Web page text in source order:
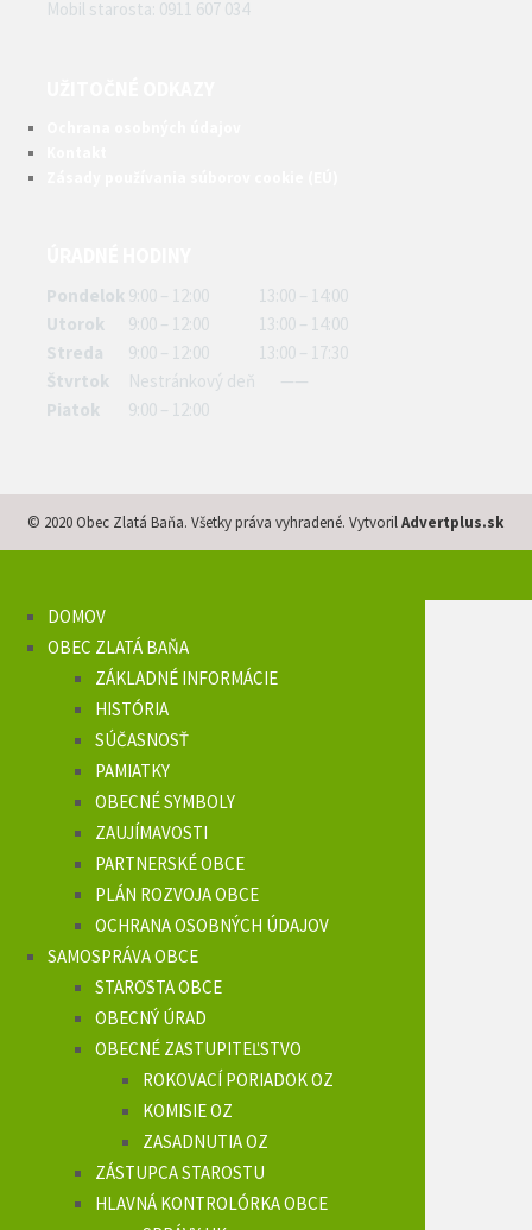
Mobil starosta: 0911 607 034
Pondelok9:00 – 12:00
13:00 – 14:00
Utorok
9:00 – 12:00
13:00 – 14:00
Streda
9:00 – 12:00
13:00 – 17:30
Štvrtok
Nestránkový deň ——
Piatok
9:00 – 12:00
© 2020 Obec Zlatá Baňa. Všetky práva vyhradené. VytvorilAdvertplus.sk
DOMOV
OBEC ZLATÁ BAŇA
ZÁKLADNÉ INFORMÁCIE
HISTÓRIA
SÚČASNOSŤ
PAMIATKY
OBECNÉ SYMBOLY
ZAUJÍMAVOSTI
PARTNERSKÉ OBCE
PLÁN ROZVOJA OBCE
OCHRANA OSOBNÝCH ÚDAJOV
SAMOSPRÁVA OBCE
STAROSTA OBCE
OBECNÝ ÚRAD
OBECNÉ ZASTUPITEĽSTVO
ROKOVACÍ PORIADOK OZ
KOMISIE OZ
ZASADNUTIA OZ
ZÁSTUPCA STAROSTU
HLAVNÁ KONTROLÓRKA OBCE